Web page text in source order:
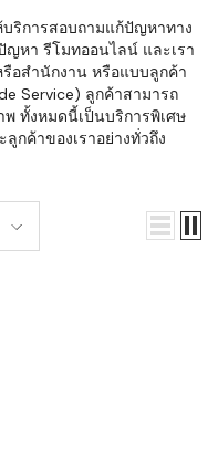
ริการสอบถามแก้ปัญหาทาง
ญหา รีโมทออนไลน์ และเรา
อสำนักงาน หรือแบบลูกค้า
Service) ลูกค้าสามารถ
ทั้งหมดนี้เป็นบริการพิเศษ
กค้าของเราอย่างทั่วถึง